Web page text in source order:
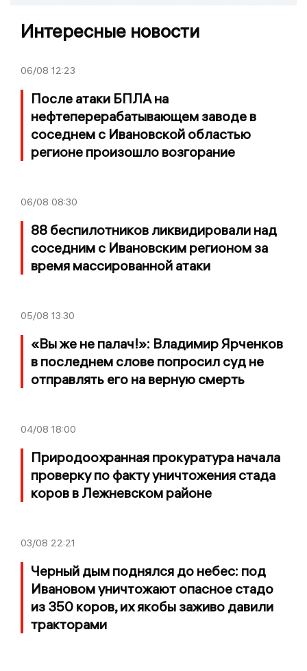
Интересные новости
06/08 12:23
После атаки БПЛА на
нефтеперерабатывающем заводе в
соседнем с Ивановской областью
регионе произошло возгорание
06/08 08:30
88 беспилотников ликвидировали над
соседним с Ивановским регионом за
время массированной атаки
05/08 13:30
«Вы же не палач!»: Владимир Ярченков
в последнем слове попросил суд не
отправлять его на верную смерть
04/08 18:00
Природоохранная прокуратура начала
проверку по факту уничтожения стада
коров в Лежневском районе
03/08 22:21
Черный дым поднялся до небес: под
Ивановом уничтожают опасное стадо
из 350 коров, их якобы заживо давили
тракторами